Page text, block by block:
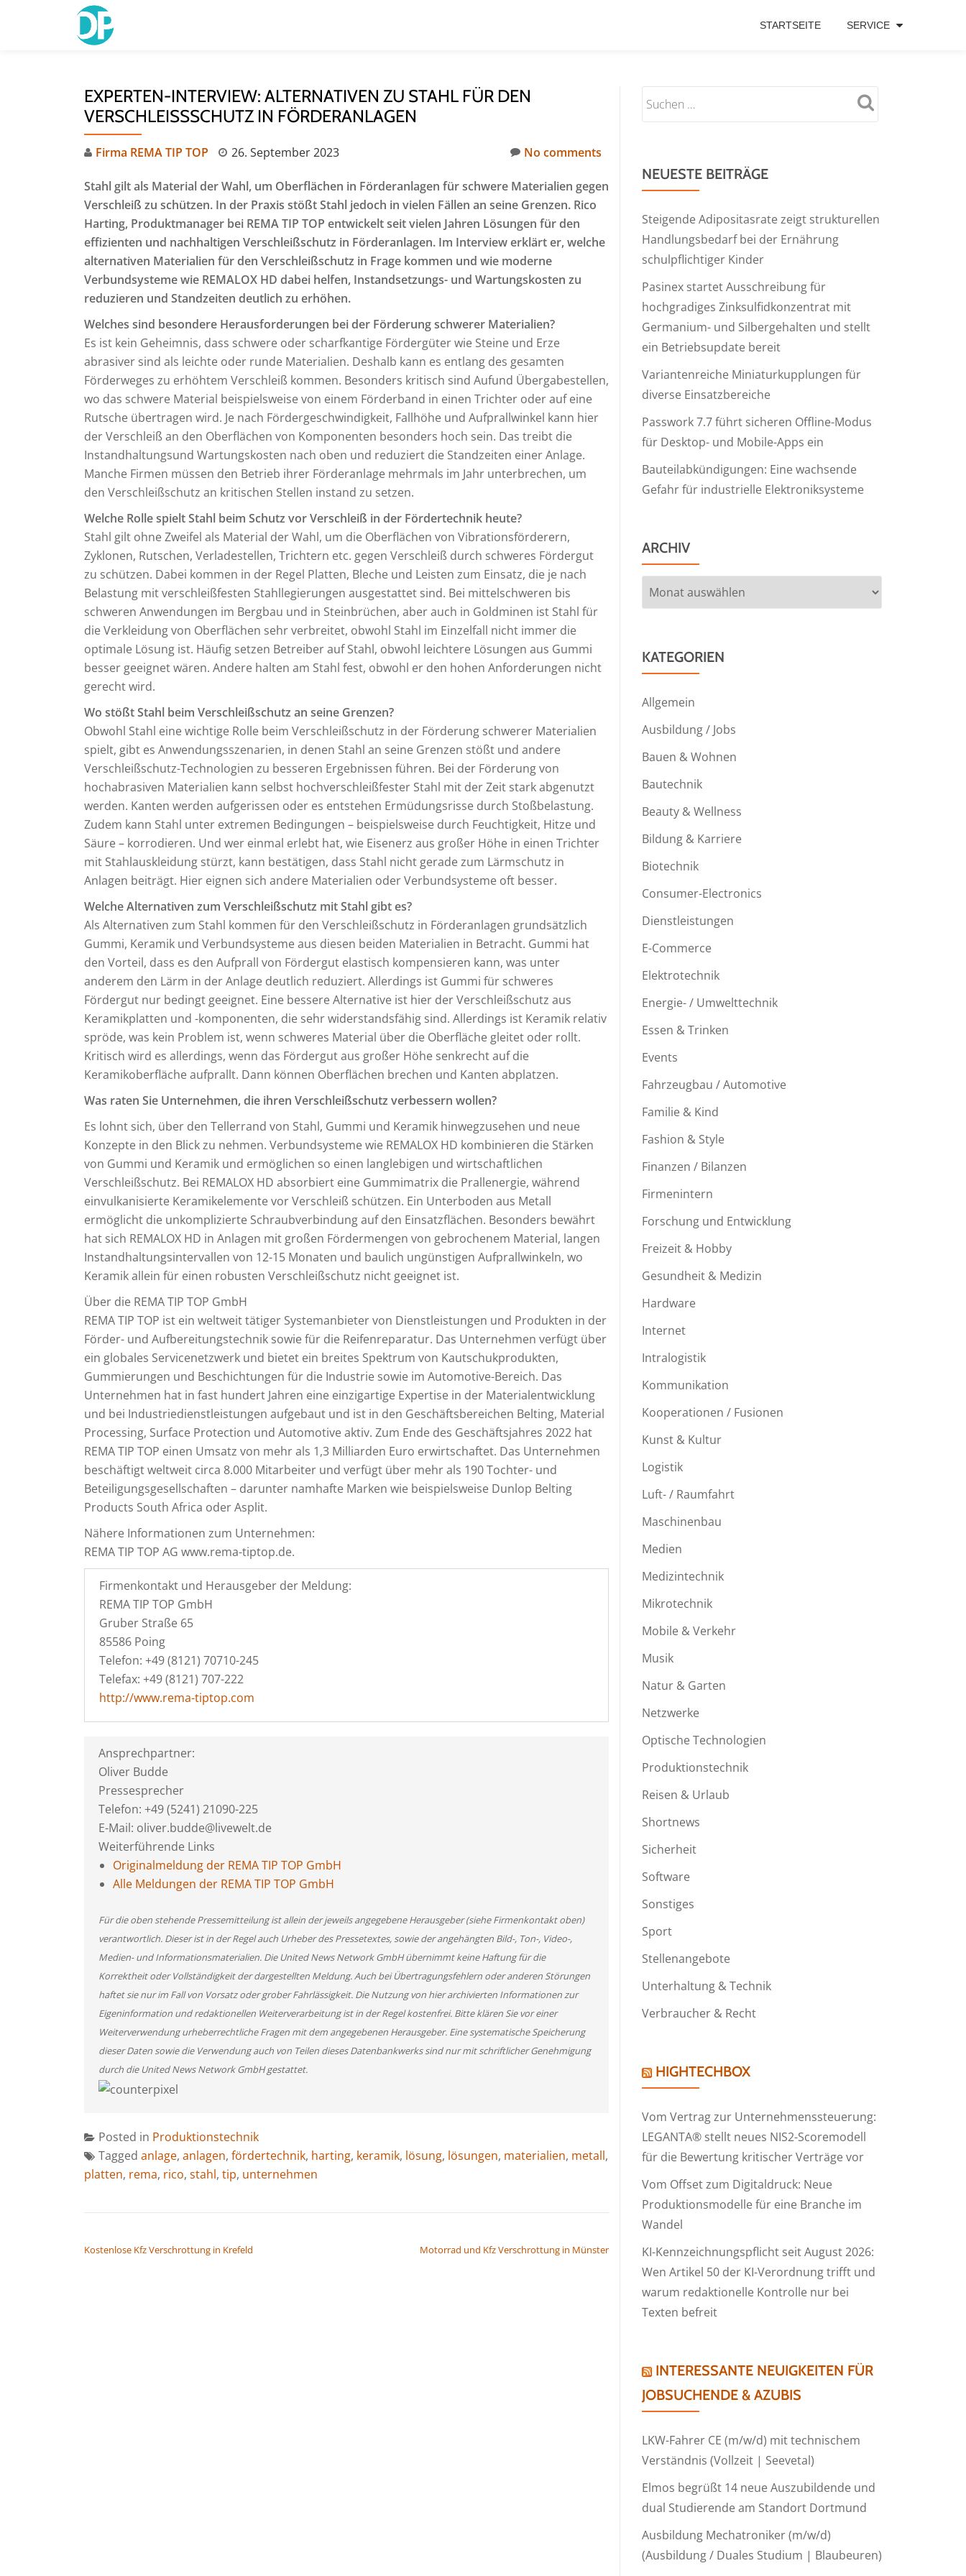
STARTSEITE SERVICE
EXPERTEN-INTERVIEW: ALTERNATIVEN ZU STAHL FÜR DEN
VERSCHLEISSSCHUTZ IN FÖRDERANLAGEN
Firma REMA TIP TOP 26. September 2023 No comments
Stahl gilt als Material der Wahl, um Oberflächen in Förderanlagen für schwere Materialien gegen
Verschleiß zu schützen. In der Praxis stößt Stahl jedoch in vielen Fällen an seine Grenzen. Rico
Harting, Produktmanager bei REMA TIP TOP entwickelt seit vielen Jahren Lösungen für den
effizienten und nachhaltigen Verschleißschutz in Förderanlagen. Im Interview erklärt er, welche
alternativen Materialien für den Verschleißschutz in Frage kommen und wie moderne
Verbundsysteme wie REMALOX HD dabei helfen, Instandsetzungs- und Wartungskosten zu
reduzieren und Standzeiten deutlich zu erhöhen.
Welches sind besondere Herausforderungen bei der Förderung schwerer Materialien?
Es ist kein Geheimnis, dass schwere oder scharfkantige Fördergüter wie Steine und Erze
abrasiver sind als leichte oder runde Materialien. Deshalb kann es entlang des gesamten
Förderweges zu erhöhtem Verschleiß kommen. Besonders kritisch sind Aufund Übergabestellen,
wo das schwere Material beispielsweise von einem Förderband in einen Trichter oder auf eine
Rutsche übertragen wird. Je nach Fördergeschwindigkeit, Fallhöhe und Aufprallwinkel kann hier
der Verschleiß an den Oberflächen von Komponenten besonders hoch sein. Das treibt die
Instandhaltungsund Wartungskosten nach oben und reduziert die Standzeiten einer Anlage.
Manche Firmen müssen den Betrieb ihrer Förderanlage mehrmals im Jahr unterbrechen, um
den Verschleißschutz an kritischen Stellen instand zu setzen.
Welche Rolle spielt Stahl beim Schutz vor Verschleiß in der Fördertechnik heute?
Stahl gilt ohne Zweifel als Material der Wahl, um die Oberflächen von Vibrationsförderern,
Zyklonen, Rutschen, Verladestellen, Trichtern etc. gegen Verschleiß durch schweres Fördergut
zu schützen. Dabei kommen in der Regel Platten, Bleche und Leisten zum Einsatz, die je nach
Belastung mit verschleißfesten Stahllegierungen ausgestattet sind. Bei mittelschweren bis
schweren Anwendungen im Bergbau und in Steinbrüchen, aber auch in Goldminen ist Stahl für
die Verkleidung von Oberflächen sehr verbreitet, obwohl Stahl im Einzelfall nicht immer die
optimale Lösung ist. Häufig setzen Betreiber auf Stahl, obwohl leichtere Lösungen aus Gummi
besser geeignet wären. Andere halten am Stahl fest, obwohl er den hohen Anforderungen nicht
gerecht wird.
Wo stößt Stahl beim Verschleißschutz an seine Grenzen?
Obwohl Stahl eine wichtige Rolle beim Verschleißschutz in der Förderung schwerer Materialien
spielt, gibt es Anwendungsszenarien, in denen Stahl an seine Grenzen stößt und andere
Verschleißschutz-Technologien zu besseren Ergebnissen führen. Bei der Förderung von
hochabrasiven Materialien kann selbst hochverschleißfester Stahl mit der Zeit stark abgenutzt
werden. Kanten werden aufgerissen oder es entstehen Ermüdungsrisse durch Stoßbelastung.
Zudem kann Stahl unter extremen Bedingungen – beispielsweise durch Feuchtigkeit, Hitze und
Säure – korrodieren. Und wer einmal erlebt hat, wie Eisenerz aus großer Höhe in einen Trichter
mit Stahlauskleidung stürzt, kann bestätigen, dass Stahl nicht gerade zum Lärmschutz in
Anlagen beiträgt. Hier eignen sich andere Materialien oder Verbundsysteme oft besser.
Welche Alternativen zum Verschleißschutz mit Stahl gibt es?
Als Alternativen zum Stahl kommen für den Verschleißschutz in Förderanlagen grundsätzlich
Gummi, Keramik und Verbundsysteme aus diesen beiden Materialien in Betracht. Gummi hat
den Vorteil, dass es den Aufprall von Fördergut elastisch kompensieren kann, was unter
anderem den Lärm in der Anlage deutlich reduziert. Allerdings ist Gummi für schweres
Fördergut nur bedingt geeignet. Eine bessere Alternative ist hier der Verschleißschutz aus
Keramikplatten und -komponenten, die sehr widerstandsfähig sind. Allerdings ist Keramik relativ
spröde, was kein Problem ist, wenn schweres Material über die Oberfläche gleitet oder rollt.
Kritisch wird es allerdings, wenn das Fördergut aus großer Höhe senkrecht auf die
Keramikoberfläche aufprallt. Dann können Oberflächen brechen und Kanten abplatzen.
Was raten Sie Unternehmen, die ihren Verschleißschutz verbessern wollen?
Es lohnt sich, über den Tellerrand von Stahl, Gummi und Keramik hinwegzusehen und neue
Konzepte in den Blick zu nehmen. Verbundsysteme wie REMALOX HD kombinieren die Stärken
von Gummi und Keramik und ermöglichen so einen langlebigen und wirtschaftlichen
Verschleißschutz. Bei REMALOX HD absorbiert eine Gummimatrix die Prallenergie, während
einvulkanisierte Keramikelemente vor Verschleiß schützen. Ein Unterboden aus Metall
ermöglicht die unkomplizierte Schraubverbindung auf den Einsatzflächen. Besonders bewährt
hat sich REMALOX HD in Anlagen mit großen Fördermengen von gebrochenem Material, langen
Instandhaltungsintervallen von 12-15 Monaten und baulich ungünstigen Aufprallwinkeln, wo
Keramik allein für einen robusten Verschleißschutz nicht geeignet ist.
Über die REMA TIP TOP GmbH
REMA TIP TOP ist ein weltweit tätiger Systemanbieter von Dienstleistungen und Produkten in der
Förder- und Aufbereitungstechnik sowie für die Reifenreparatur. Das Unternehmen verfügt über
ein globales Servicenetzwerk und bietet ein breites Spektrum von Kautschukprodukten,
Gummierungen und Beschichtungen für die Industrie sowie im Automotive-Bereich. Das
Unternehmen hat in fast hundert Jahren eine einzigartige Expertise in der Materialentwicklung
und bei Industriedienstleistungen aufgebaut und ist in den Geschäftsbereichen Belting, Material
Processing, Surface Protection und Automotive aktiv. Zum Ende des Geschäftsjahres 2022 hat
REMA TIP TOP einen Umsatz von mehr als 1,3 Milliarden Euro erwirtschaftet. Das Unternehmen
beschäftigt weltweit circa 8.000 Mitarbeiter und verfügt über mehr als 190 Tochter- und
Beteiligungsgesellschaften – darunter namhafte Marken wie beispielsweise Dunlop Belting
Products South Africa oder Asplit.
Nähere Informationen zum Unternehmen:
REMA TIP TOP AG www.rema-tiptop.de.
Firmenkontakt und Herausgeber der Meldung:
REMA TIP TOP GmbH
Gruber Straße 65
85586 Poing
Telefon: +49 (8121) 70710-245
Telefax: +49 (8121) 707-222
http://www.rema-tiptop.com
Ansprechpartner:
Oliver Budde
Pressesprecher
Telefon: +49 (5241) 21090-225
E-Mail: oliver.budde@livewelt.de
Weiterführende Links
Originalmeldung der REMA TIP TOP GmbH
Alle Meldungen der REMA TIP TOP GmbH
Für die oben stehende Pressemitteilung ist allein der jeweils angegebene Herausgeber (siehe Firmenkontakt oben)
verantwortlich. Dieser ist in der Regel auch Urheber des Pressetextes, sowie der angehängten Bild-, Ton-, Video-,
Medien- und Informationsmaterialien. Die United News Network GmbH übernimmt keine Haftung für die
Korrektheit oder Vollständigkeit der dargestellten Meldung. Auch bei Übertragungsfehlern oder anderen Störungen
haftet sie nur im Fall von Vorsatz oder grober Fahrlässigkeit. Die Nutzung von hier archivierten Informationen zur
Eigeninformation und redaktionellen Weiterverarbeitung ist in der Regel kostenfrei. Bitte klären Sie vor einer
Weiterverwendung urheberrechtliche Fragen mit dem angegebenen Herausgeber. Eine systematische Speicherung
dieser Daten sowie die Verwendung auch von Teilen dieses Datenbankwerks sind nur mit schriftlicher Genehmigung
durch die United News Network GmbH gestattet.
Posted in Produktionstechnik
Tagged anlage, anlagen, fördertechnik, harting, keramik, lösung, lösungen, materialien, metall,
platten, rema, rico, stahl, tip, unternehmen
Kostenlose Kfz Verschrottung in Krefeld Motorrad und Kfz Verschrottung in Münster
NEUESTE BEITRÄGE
Steigende Adipositasrate zeigt strukturellen
Handlungsbedarf bei der Ernährung
schulpflichtiger Kinder
Pasinex startet Ausschreibung für
hochgradiges Zinksulfidkonzentrat mit
Germanium- und Silbergehalten und stellt
ein Betriebsupdate bereit
Variantenreiche Miniaturkupplungen für
diverse Einsatzbereiche
Passwork 7.7 führt sicheren Offline-Modus
für Desktop- und Mobile-Apps ein
Bauteilabkündigungen: Eine wachsende
Gefahr für industrielle Elektroniksysteme
ARCHIV
Archiv
KATEGORIEN
Allgemein
Ausbildung / Jobs
Bauen & Wohnen
Bautechnik
Beauty & Wellness
Bildung & Karriere
Biotechnik
Consumer-Electronics
Dienstleistungen
E-Commerce
Elektrotechnik
Energie- / Umwelttechnik
Essen & Trinken
Events
Fahrzeugbau / Automotive
Familie & Kind
Fashion & Style
Finanzen / Bilanzen
Firmenintern
Forschung und Entwicklung
Freizeit & Hobby
Gesundheit & Medizin
Hardware
Internet
Intralogistik
Kommunikation
Kooperationen / Fusionen
Kunst & Kultur
Logistik
Luft- / Raumfahrt
Maschinenbau
Medien
Medizintechnik
Mikrotechnik
Mobile & Verkehr
Musik
Natur & Garten
Netzwerke
Optische Technologien
Produktionstechnik
Reisen & Urlaub
Shortnews
Sicherheit
Software
Sonstiges
Sport
Stellenangebote
Unterhaltung & Technik
Verbraucher & Recht
HIGHTECHBOX
Vom Vertrag zur Unternehmenssteuerung:
LEGANTA® stellt neues NIS2-Scoremodell
für die Bewertung kritischer Verträge vor
Vom Offset zum Digitaldruck: Neue
Produktionsmodelle für eine Branche im
Wandel
KI-Kennzeichnungspflicht seit August 2026:
Wen Artikel 50 der KI-Verordnung trifft und
warum redaktionelle Kontrolle nur bei
Texten befreit
INTERESSANTE NEUIGKEITEN FÜR
JOBSUCHENDE & AZUBIS
LKW-Fahrer CE (m/w/d) mit technischem
Verständnis (Vollzeit | Seevetal)
Elmos begrüßt 14 neue Auszubildende und
dual Studierende am Standort Dortmund
Ausbildung Mechatroniker (m/w/d)
(Ausbildung / Duales Studium | Blaubeuren)